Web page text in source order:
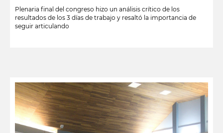
Plenaria final del congreso hizo un análisis crítico de los
resultados de los 3 días de trabajo y resaltó la importancia de
seguir articulando